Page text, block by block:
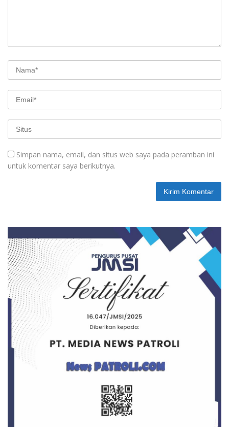
Simpan nama, email, dan situs web saya pada peramban ini
untuk komentar saya berikutnya.